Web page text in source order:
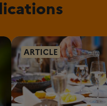
ARTICLE